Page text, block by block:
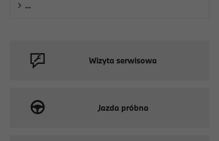
...
Wizyta serwisowa
Jazda próbna